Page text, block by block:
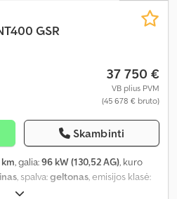
GSR
37 750 €
VB plius PVM
(45 678 € bruto)
Skambinti
km, galia:96 kW (130,52 AG), kuro
, spalva:geltonas, emisijos klasė:
, veikimo valandos: